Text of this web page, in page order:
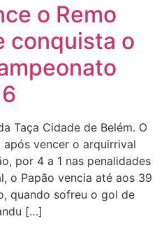
o Remo
conquista o
Taça Cidade de Belém. O
vencer o arquirrival
por 4 a 1 nas penalidades
o Papão vencia até aos 39
quando sofreu o gol de
[…]